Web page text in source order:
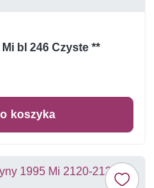
bl 246 Czyste **
koszyka